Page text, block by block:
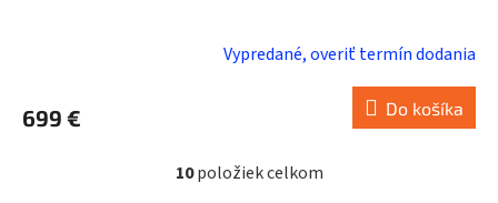
Vypredané, overiť termín dodania
699 € Do košíka
O
10položiek celkom